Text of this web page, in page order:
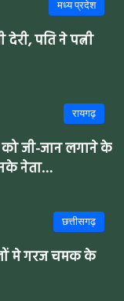
मध्य प्रदेश
पति ने पत्नी
रायगढ़
जी-जान लगाने के
नेता…
छत्तीसगढ़
मे गरज चमक के